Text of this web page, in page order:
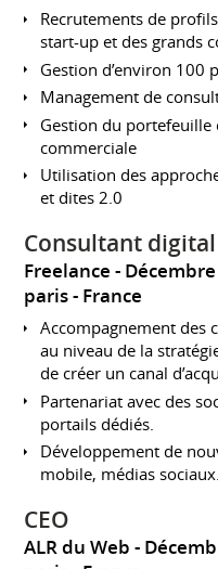
Recrutements de
start-up et des grands
Gestion d’environ 100
Management de
Gestion du portefeuille
commerciale
Utilisation des
et dites 2.0
Consultant digital
Freelance
paris
France
Accompagnement des
au niveau de la
de créer un canal
Partenariat avec des
portails dédiés.
Développement de
mobile, médias sociaux.
CEO
ALR du Web